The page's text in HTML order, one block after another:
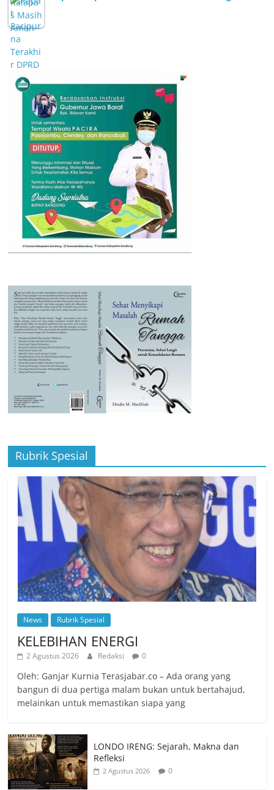
Rubrik Spesial
News Rubrik Spesial
KELEBIHAN ENERGI
2 Agustus 2026 Redaksi 0
Oleh: Ganjar Kurnia Terasjabar.co – Ada orang yang
bangun di dua pertiga malam bukan untuk bertahajud,
melainkan untuk memastikan siapa yang
LONDO IRENG: Sejarah, Makna dan
Refleksi
2 Agustus 2026 0